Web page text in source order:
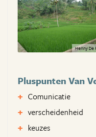
Henny De
Pluspunten Van
Comunicatie
verscheidenheid
keuzes